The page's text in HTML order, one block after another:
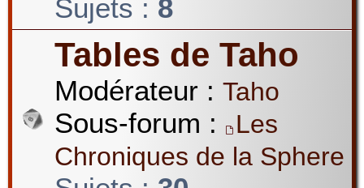
Sujets : 8
Tables de Taho
Modérateur : Taho
Sous-forum :
Les
Chroniques de la Sphere